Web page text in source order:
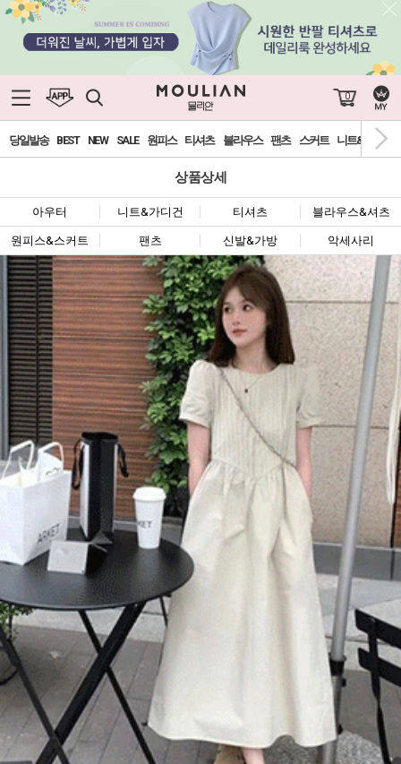
0
당일발송 BEST NEW SALE 원피스 티셔츠 블라우스 팬츠 스커트 니트&가디건
상품상세
아우터 니트&가디건 티셔츠 블라우스&셔츠
원피스&스커트 팬츠 신발&가방 악세사리